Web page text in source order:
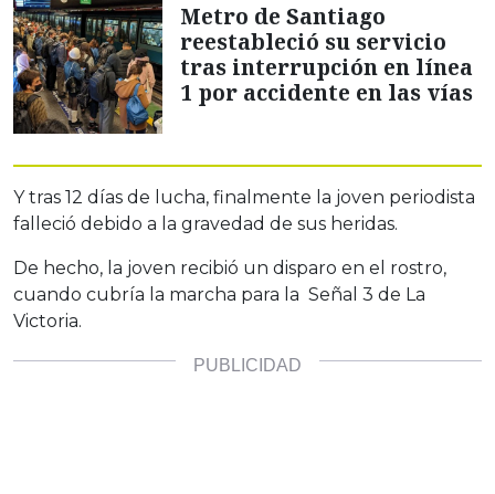
Metro de Santiago
reestableció su servicio
tras interrupción en línea
1 por accidente en las vías
Y tras 12 días de lucha, finalmente la joven periodista
falleció debido a la gravedad de sus heridas.
De hecho, la joven recibió un disparo en el rostro,
cuando cubría la marcha para la Señal 3 de La
Victoria.